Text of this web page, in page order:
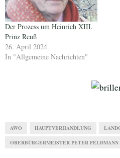
Der Prozess um Heinrich XIII.
Prinz Reuß
26. April 2024
In "Allgemeine Nachrichten"
AWO HAUPTVERHANDLUNG
OBERBÜRGERMEISTER PETER FELDMANN